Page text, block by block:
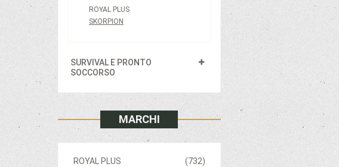
ROYAL PLUS
SKORPION
SURVIVAL E PRONTO
SOCCORSO
MARCHI
(732)
ROYAL PLUS